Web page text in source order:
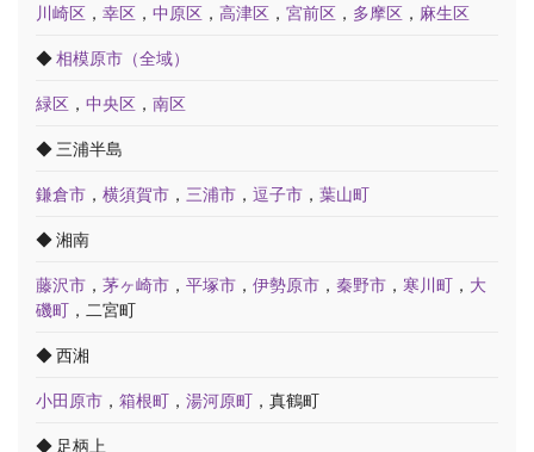
川崎区 ， 幸区 ， 中原区 ， 高津区 ， 宮前区 ， 多摩区 ， 麻生区
◆相模原市（全域）
緑区 ， 中央区 ， 南区
◆ 三浦半島
鎌倉市 ， 横須賀市 ， 三浦市 ， 逗子市 ， 葉山町
◆ 湘南
藤沢市 ， 茅ヶ崎市 ， 平塚市 ， 伊勢原市 ， 秦野市 ， 寒川町 ， 大
磯町 ，二宮町
◆ 西湘
小田原市 ， 箱根町 ， 湯河原町 ，真鶴町
◆ 足柄上